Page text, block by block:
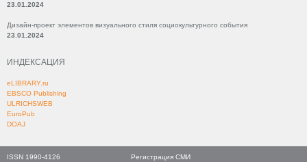
23.01.2024
Дизайн-проект элементов визуального стиля социокультурного события
23.01.2024
ИНДЕКСАЦИЯ
eLIBRARY.ru
EBSCO Publishing
ULRICHSWEB
EuroPub
DOAJ
ISSN 1990-4126
Регистрация СМИ